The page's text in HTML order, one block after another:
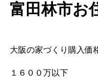
富田林市お
大阪の家づくり購入価
１６００万以